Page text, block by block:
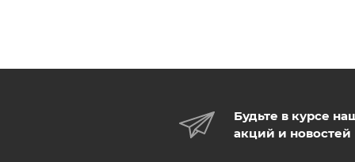
Будьте в курсе
акций и новостей